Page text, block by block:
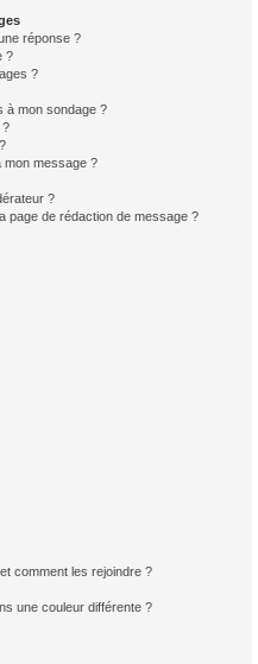
réponse ?
?
?
à mon sondage ?
?
mon message ?
?
page de rédaction de message ?
comment les rejoindre ?
une couleur différente ?